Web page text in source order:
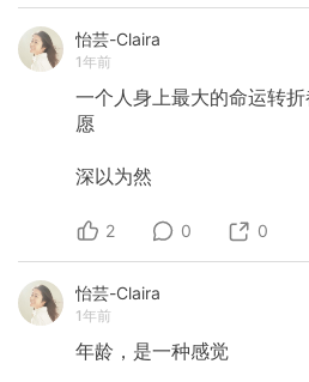
怡芸-Claira
1年前
一个人身上最大的命运转
愿
深以为然
2 0 0
怡芸-Claira
1年前
年龄，是一种感觉